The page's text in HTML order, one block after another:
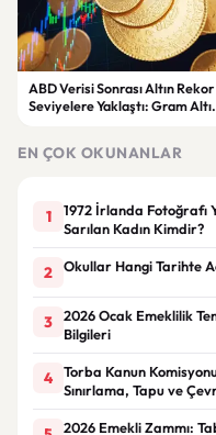
ABD Verisi Sonrası Altın Rekor
Seviyelere Yaklaştı: Gram
EN ÇOK OKUNANLAR
1
1972 İrlanda Fotoğrafı
Sarılan Kadın Kimdir?
2 Okullar Hangi Tarihte
3
2026 Ocak Emeklilik
Bilgileri
4
Torba Kanun
Sınırlama, Tapu ve
2026 Emekli Zammı: